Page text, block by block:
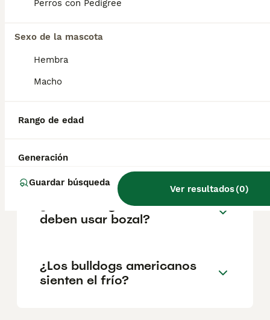
Perros con Pedigree
Sexo de la mascota
Hembra
Macho
Rango de edad
Generación
Guardar búsqueda
Ver resultados(0)
¿Cómo son los perros
bulldog americanos?
americano?
¿Los bulldogs americanos
deben usar bozal?
¿Los bulldogs americanos
sienten el frío?